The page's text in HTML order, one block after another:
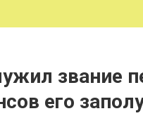
звание
его